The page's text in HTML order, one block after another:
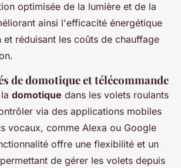
optimisée de la lumière et de la
ainsi l'efficacité énergétique
et réduisant les coûts de chauffage
de domotique et télécommande
domotique dans les volets roulants
via des applications mobiles
vocaux, comme Alexa ou Google
offre une flexibilité et un
de gérer les volets depuis